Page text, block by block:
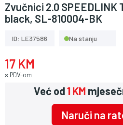
Zvučnici 2.0 SPEEDLINK
black, SL-810004-BK
ID: LE37586 Na stanju
17 KM
s PDV-om
Već od1 KM
Naruči na